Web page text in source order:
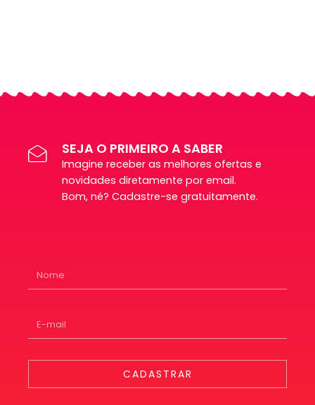
SEJA O PRIMEIRO A SABER
Imagine receber as melhores ofertas e
novidades diretamente por email.
Bom, né? Cadastre-se gratuitamente.
CADASTRAR